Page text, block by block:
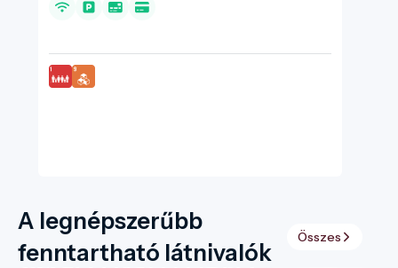
akadálymentesített szállás.
A legnépszerűbb
fenntartható látnivalók
Összes